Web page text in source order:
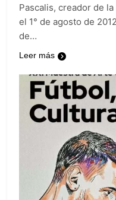
Pascalis, creador de
el 1° de agosto de
de…
Leer más